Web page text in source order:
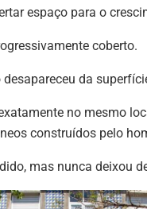
espaço para o
coberto.
da
no mesmo
construídos pelo
mas nunca deixou